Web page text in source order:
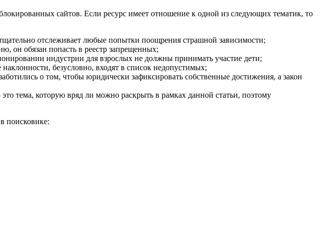
сайтов. Если ресурс имеет отношение к одной из следующих тематик, то
отслеживает любые попытки поощрения страшной зависимости;
он обязан попасть в реестр запрещенных;
индустрии для взрослых не должны принимать участие дети;
безусловно, входят в список недопустимых;
о том, чтобы юридически зафиксировать собственные достижения, а закон
тема, которую вряд ли можно раскрыть в рамках данной статьи, поэтому
поисковике: